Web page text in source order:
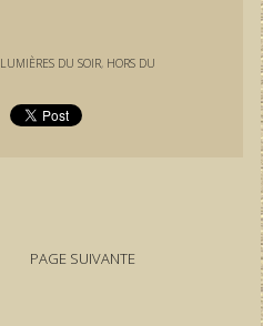
LUMIÈRES DU SOIR, HORS DU
PAGE SUIVANTE